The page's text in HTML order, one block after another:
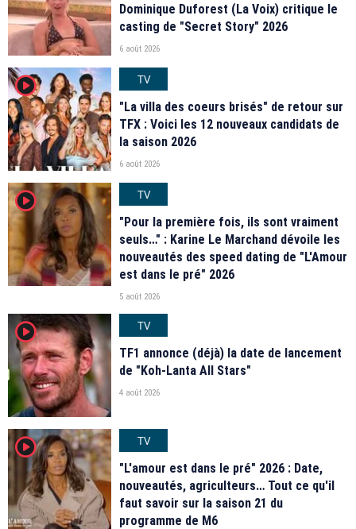
Dominique Duforest (La Voix) critique le
casting de "Secret Story" 2026
6 août 2026
player2
TV
"La villa des coeurs brisés" de retour sur
TFX : Voici les 12 nouveaux candidats de
la saison 2026
6 août 2026
player2
TV
"Pour la première fois, ils sont vraiment
seuls…" : Karine Le Marchand dévoile les
nouveautés des speed dating de "L'Amour
est dans le pré" 2026
5 août 2026
player2
TV
TF1 annonce (déjà) la date de lancement
de "Koh-Lanta All Stars"
4 août 2026
player2
TV
"L'amour est dans le pré" 2026 : Date,
nouveautés, agriculteurs… Tout ce qu'il
faut savoir sur la saison 21 du
programme de M6